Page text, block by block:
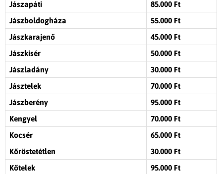
Jászapáti
85.000 Ft
Jászboldogháza
55.000 Ft
Jászkarajenő
45.000 Ft
Jászkisér
50.000 Ft
Jászladány
30.000 Ft
Jásztelek
70.000 Ft
Jászberény
95.000 Ft
Kengyel
70.000 Ft
Kocsér
65.000 Ft
Kőröstetétlen
30.000 Ft
Kőtelek
95.000 Ft